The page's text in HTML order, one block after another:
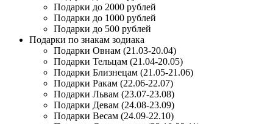
Подарки до 2000 рублей
Подарки до 1000 рублей
Подарки до 500 рублей
Подарки по знакам зодиака
Подарки Овнам (21.03-20.04)
Подарки Тельцам (21.04-20.05)
Подарки Близнецам (21.05-21.06)
Подарки Ракам (22.06-22.07)
Подарки Львам (23.07-23.08)
Подарки Девам (24.08-23.09)
Подарки Весам (24.09-22.10)